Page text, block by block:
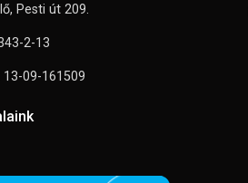
Pesti út 209.
2-13
09-161509